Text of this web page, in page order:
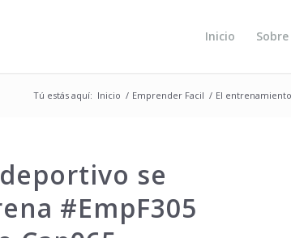
Inicio
Tú estás aquí: Inicio / Emprender Facil / El
se
#EmpF305